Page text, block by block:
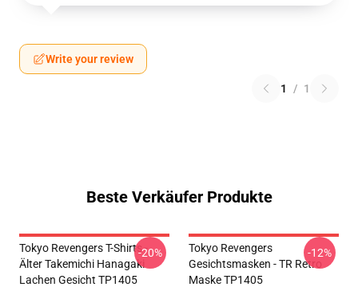
Write your review
1 / 1
Beste Verkäufer Produkte
Tokyo Revengers T-Shirts -
Älter Takemichi Hanagaki
Lachen Gesicht TP1405
-20%
Tokyo Revengers
Gesichtsmasken - TR Retro
Maske TP1405
-12%